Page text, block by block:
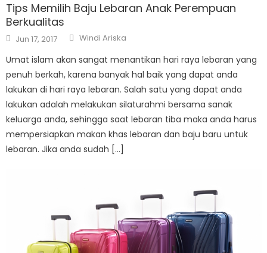
Tips Memilih Baju Lebaran Anak Perempuan
Berkualitas
Posted
on
Jun 17, 2017 Author
Windi Ariska
Umat islam akan sangat menantikan hari raya lebaran yang
penuh berkah, karena banyak hal baik yang dapat anda
lakukan di hari raya lebaran. Salah satu yang dapat anda
lakukan adalah melakukan silaturahmi bersama sanak
keluarga anda, sehingga saat lebaran tiba maka anda harus
mempersiapkan makan khas lebaran dan baju baru untuk
lebaran. Jika anda sudah […]